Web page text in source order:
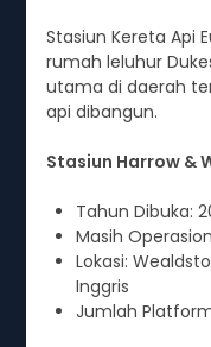
Stasiun Kereta Api
rumah leluhur
utama di daerah
api dibangun.
Stasiun Harrow &
Tahun Dibuka:
Masih
Lokasi:
Inggris
Jumlah